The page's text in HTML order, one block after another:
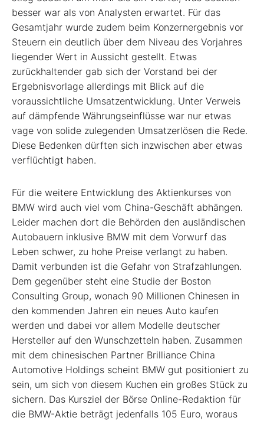
besser war als von Analysten erwartet. Für das
Gesamtjahr wurde zudem beim Konzernergebnis vor
Steuern ein deutlich über dem Niveau des Vorjahres
liegender Wert in Aussicht gestellt. Etwas
zurückhaltender gab sich der Vorstand bei der
Ergebnisvorlage allerdings mit Blick auf die
voraussichtliche Umsatzentwicklung. Unter Verweis
auf dämpfende Währungseinflüsse war nur etwas
vage von solide zulegenden Umsatzerlösen die Rede.
Diese Bedenken dürften sich inzwischen aber etwas
verflüchtigt haben.
Für die weitere Entwicklung des Aktienkurses von
BMW wird auch viel vom China-Geschäft abhängen.
Leider machen dort die Behörden den ausländischen
Autobauern inklusive BMW mit dem Vorwurf das
Leben schwer, zu hohe Preise verlangt zu haben.
Damit verbunden ist die Gefahr von Strafzahlungen.
Dem gegenüber steht eine Studie der Boston
Consulting Group, wonach 90 Millionen Chinesen in
den kommenden Jahren ein neues Auto kaufen
werden und dabei vor allem Modelle deutscher
Hersteller auf den Wunschzetteln haben. Zusammen
mit dem chinesischen Partner Brilliance China
Automotive Holdings scheint BMW gut positioniert zu
sein, um sich von diesem Kuchen ein großes Stück zu
sichern. Das Kursziel der Börse Online-Redaktion für
die BMW-Aktie beträgt jedenfalls 105 Euro, woraus